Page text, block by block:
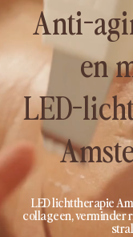
Anti-
en
LED-
LED lichttherapie
collageen, verminder